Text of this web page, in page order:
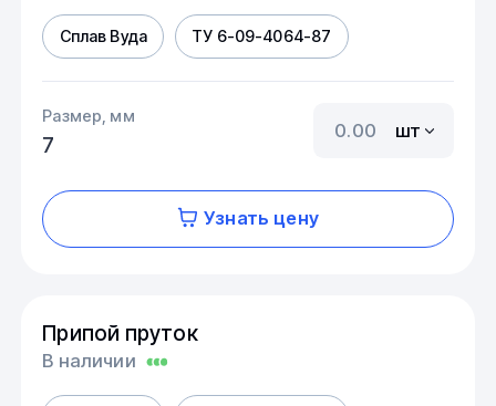
Сплав Вуда ТУ 6-09-4064-87
Размер, мм
7
шт
Узнать цену
Припой пруток
В наличии